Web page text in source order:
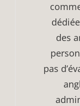
des
pas